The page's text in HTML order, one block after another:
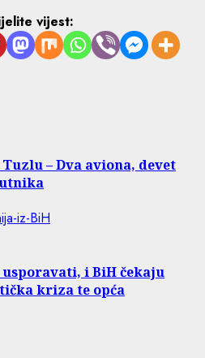
vijest:
– Dva aviona, devet
i BiH čekaju
kriza te opća